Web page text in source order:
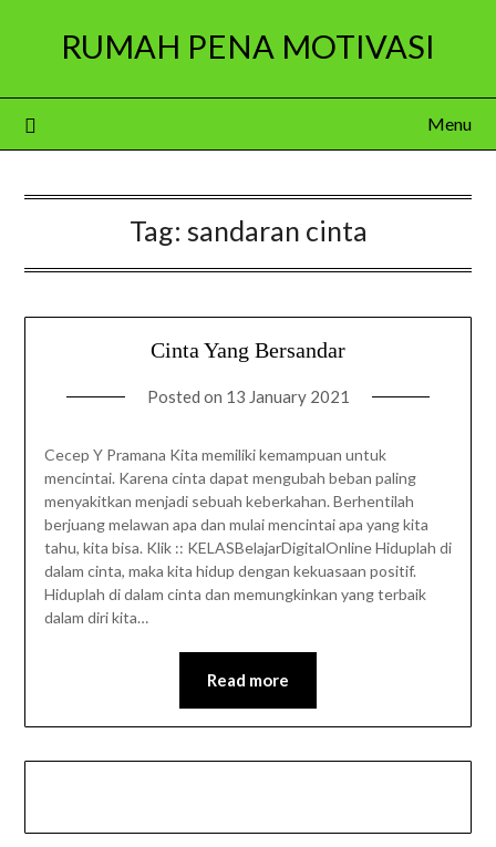
RUMAH PENA MOTIVASI
Menu
Tag: sandaran cinta
Cinta Yang Bersandar
Posted on 13 January 2021
Cecep Y Pramana Kita memiliki kemampuan untuk
mencintai. Karena cinta dapat mengubah beban paling
menyakitkan menjadi sebuah keberkahan. Berhentilah
berjuang melawan apa dan mulai mencintai apa yang kita
tahu, kita bisa. Klik :: KELASBelajarDigitalOnline Hiduplah di
dalam cinta, maka kita hidup dengan kekuasaan positif.
Hiduplah di dalam cinta dan memungkinkan yang terbaik
dalam diri kita…
Read more